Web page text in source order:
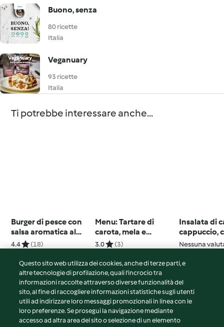
Buono, senza
80 ricette
Italia
Veganuary
93 ricette
Italia
Ti potrebbe interessare anche...
Burger di pesce con
salsa aromatica al
cetriolo
4.4 (18)
Menu: Tartare di
carota, mela e
nocciole; Crespelle
ricotta e spinaci
3.0 (3)
Insalata di
cappuccio,
pollo alla
Nessuna
© Copyright 2026
Termini del servizio
Questo sito web utilizza dei cookies, anche di terze parti, e
altre tecnologie di profilazione, quali l’incrocio tra
informazioni raccolte attraverso diverse funzionalità del
sito, al fine di raccogliere informazioni statistiche sugli utenti
utili ad indirizzare loro messaggi promozionali in linea con le
loro preferenze. Se prosegui la navigazione mediante
accesso ad altra area del sito o selezione di un elemento